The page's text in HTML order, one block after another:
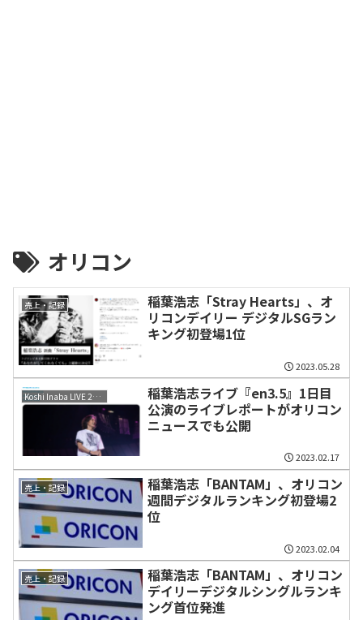
オリコン
売上・記録
稲葉浩志「Stray Hearts」、オ
リコンデイリー デジタルSGラン
キング初登場1位
2023.05.28
Koshi Inaba LIVE 2023 〜en3.5〜
稲葉浩志ライブ『en3.5』1日目
公演のライブレポートがオリコン
ニュースでも公開
2023.02.17
売上・記録
稲葉浩志「BANTAM」、オリコン
週間デジタルランキング初登場2
位
2023.02.04
売上・記録
稲葉浩志「BANTAM」、オリコン
デイリーデジタルシングルランキ
ング首位発進